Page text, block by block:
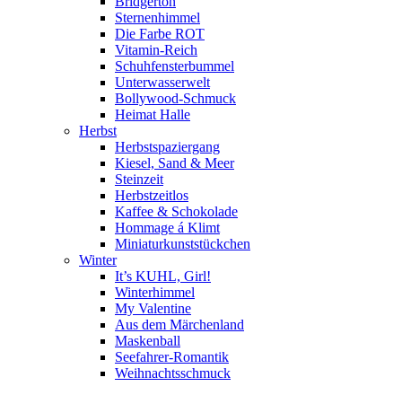
Sternenhimmel
Die Farbe ROT
Vitamin-Reich
Schuhfensterbummel
Unterwasserwelt
Bollywood-Schmuck
Heimat Halle
Herbst
Herbstspaziergang
Kiesel, Sand & Meer
Steinzeit
Herbstzeitlos
Kaffee & Schokolade
Hommage á Klimt
Miniaturkunststückchen
Winter
It’s KUHL, Girl!
Winterhimmel
My Valentine
Aus dem Märchenland
Maskenball
Seefahrer-Romantik
Weihnachtsschmuck